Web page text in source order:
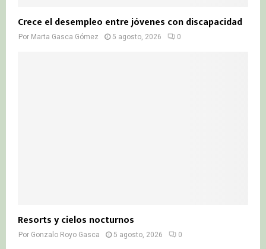
Crece el desempleo entre jóvenes con discapacidad
Por Marta Gasca Gómez 5 agosto, 2026 0
Resorts y cielos nocturnos
Por Gonzalo Royo Gasca 5 agosto, 2026 0